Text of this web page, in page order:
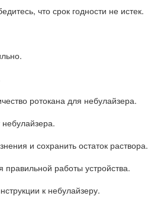
что срок годности не истек.
ротокана для небулайзера.
и сохранить остаток раствора.
работы устройства.
к небулайзеру.